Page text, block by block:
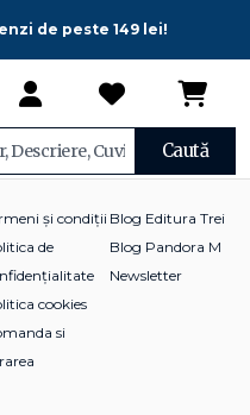
de peste 149 lei!
Caută
și condiții
de
cookies
si
Blog Editura Trei
Blog Pandora M
Newsletter